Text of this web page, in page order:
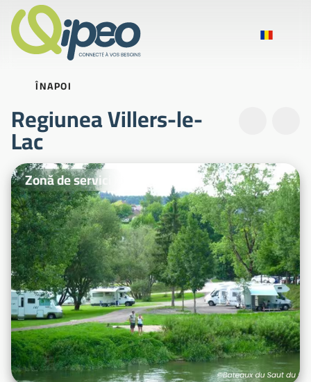
ÎNAPOI
Regiunea Villers-le-
Lac
Fotografii ilustrative
Zonă de servicii